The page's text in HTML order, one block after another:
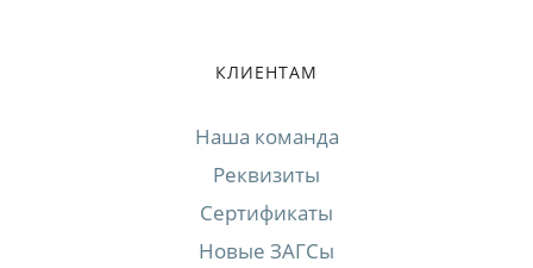
КЛИЕНТАМ
Наша команда
Реквизиты
Сертификаты
Новые ЗАГСы